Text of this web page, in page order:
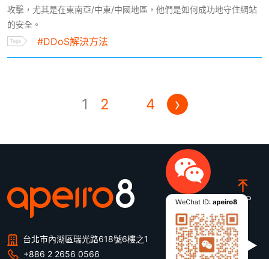
攻擊，尤其是在東南亞/中東/中國地區，他們是如何成功地守住網站
的安全。
#DDoS解決方法
1 2 4 ›
台北市內湖區瑞光路618號6樓之1
+886 2 2656 0566